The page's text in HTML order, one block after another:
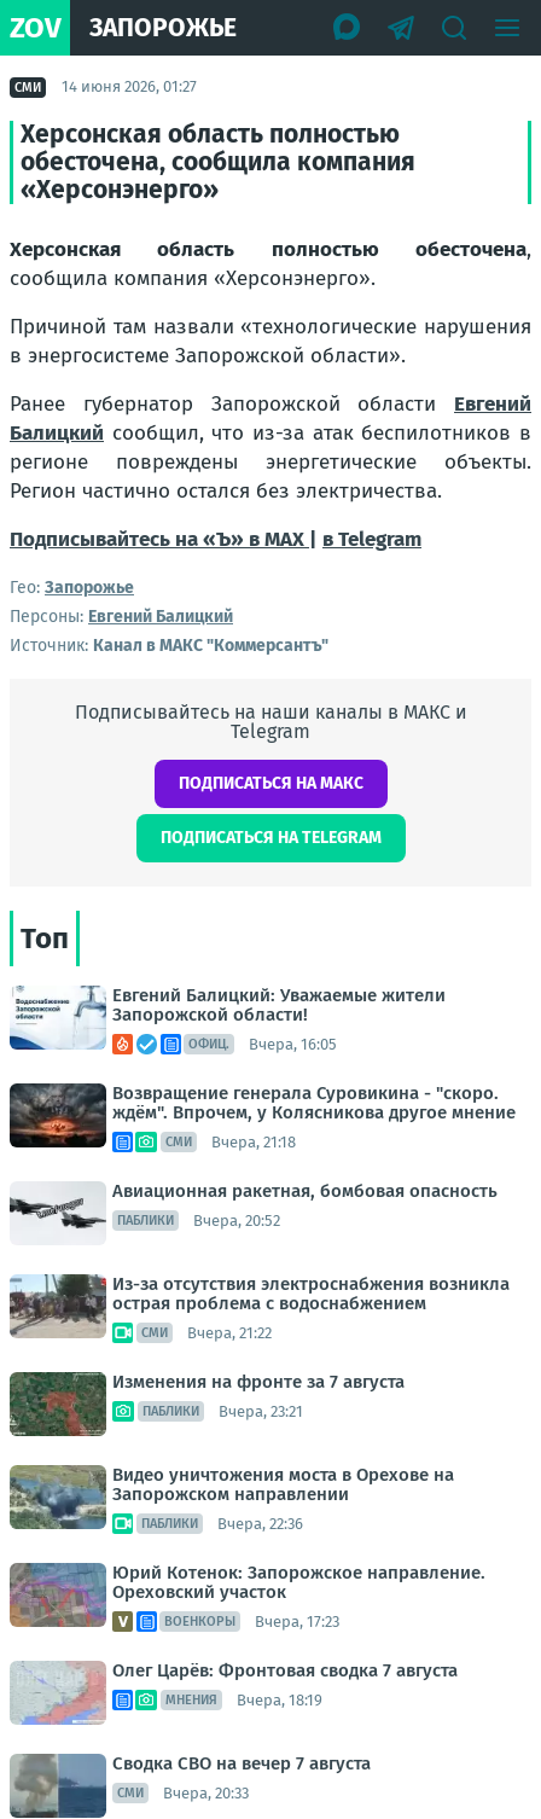
ZOV ЗАПОРОЖЬЕ
СМИ 14 июня 2026, 01:27
Херсонская область полностью
обесточена, сообщила компания
«Херсонэнерго»
Херсонская область полностью обесточена,
сообщила компания «Херсонэнерго».
Причиной там назвали «технологические нарушения
в энергосистеме Запорожской области».
Ранее губернатор Запорожской области Евгений
Балицкий сообщил, что из-за атак беспилотников в
регионе повреждены энергетические объекты.
Регион частично остался без электричества.
Подписывайтесь на «Ъ» в MAX |
в Telegram
Гео: Запорожье
Персоны: Евгений Балицкий
Источник: Канал в МАКС "Коммерсантъ"
Подписывайтесь на наши каналы в МАКС и
Telegram
ПОДПИСАТЬСЯ НА МАКС
ПОДПИСАТЬСЯ НА TELEGRAM
Топ
Евгений Балицкий: Уважаемые жители
Запорожской области!
ОФИЦ. Вчера, 16:05
Возвращение генерала Суровикина - "скоро.
ждём". Впрочем, у Колясникова другое мнение
СМИ Вчера, 21:18
Авиационная ракетная, бомбовая опасность
ПАБЛИКИ Вчера, 20:52
Из-за отсутствия электроснабжения возникла
острая проблема с водоснабжением
СМИ Вчера, 21:22
Изменения на фронте за 7 августа
ПАБЛИКИ Вчера, 23:21
Видео уничтожения моста в Орехове на
Запорожском направлении
ПАБЛИКИ Вчера, 22:36
Юрий Котенок: Запорожское направление.
Ореховский участок
ВОЕНКОРЫ Вчера, 17:23
Олег Царёв: Фронтовая сводка 7 августа
МНЕНИЯ Вчера, 18:19
Сводка СВО на вечер 7 августа
СМИ Вчера, 20:33